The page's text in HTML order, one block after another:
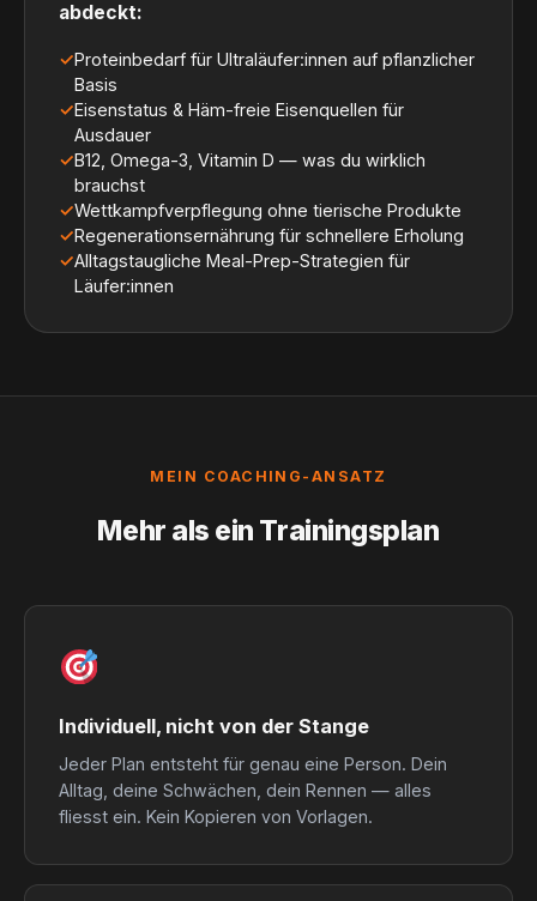
abdeckt:
✓Proteinbedarf für Ultraläufer:innen auf pflanzlicher
Basis
✓Eisenstatus & Häm-freie Eisenquellen für
Ausdauer
✓B12, Omega-3, Vitamin D — was du wirklich
brauchst
✓Wettkampfverpflegung ohne tierische Produkte
✓Regenerationsernährung für schnellere Erholung
✓Alltagstaugliche Meal-Prep-Strategien für
Läufer:innen
MEIN COACHING-ANSATZ
Mehr als ein Trainingsplan
Individuell, nicht von der Stange
Jeder Plan entsteht für genau eine Person. Dein
Alltag, deine Schwächen, dein Rennen — alles
fliesst ein. Kein Kopieren von Vorlagen.